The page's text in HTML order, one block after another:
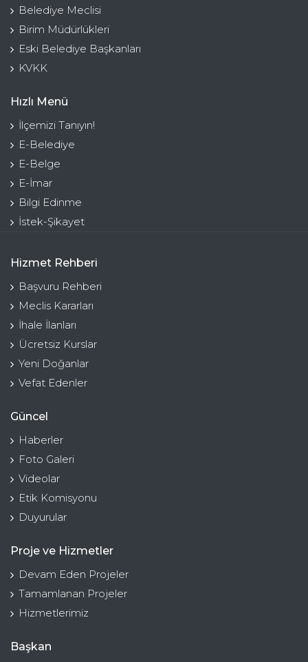
Belediye Meclisi
Birim Müdürlükleri
Eski Belediye Başkanları
KVKK
Hızlı Menü
İlçemizi Tanıyın!
E-Belediye
E-Belge
E-İmar
Bilgi Edinme
İstek-Şikayet
Hizmet Rehberi
Başvuru Rehberi
Meclis Kararları
İhale İlanları
Ücretsiz Kurslar
Yeni Doğanlar
Vefat Edenler
Güncel
Haberler
Foto Galeri
Videolar
Etik Komisyonu
Duyurular
Proje ve Hizmetler
Devam Eden Projeler
Tamamlanan Projeler
Hizmetlerimiz
Başkan